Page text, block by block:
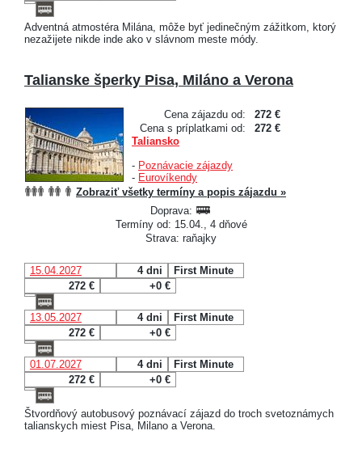
Adventná atmostéra Milána, môže byť jedinečným zážitkom, ktorý
nezažijete nikde inde ako v slávnom meste módy.
Talianske šperky Pisa, Miláno a Verona
Cena zájazdu od:
272 €
Cena s príplatkami od:
272 €
Taliansko
- Poznávacie zájazdy
- Eurovíkendy
Zobraziť všetky termíny a popis zájazdu »
Doprava:
Termíny od: 15.04., 4 dňové
Strava: raňajky
15.04.2027 4 dni
First Minute
272 €
+0 €
13.05.2027 4 dni
First Minute
272 €
+0 €
01.07.2027 4 dni
First Minute
272 €
+0 €
Štvordňový autobusový poznávací zájazd do troch svetoznámych
talianskych miest Pisa, Milano a Verona.